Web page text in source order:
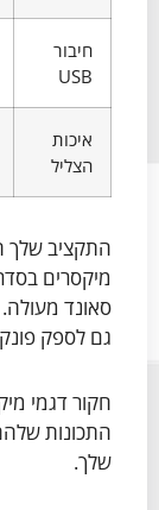
חיבור
USB
איכות
הצליל
התקציב שלך
מיקסרים
סאונד מעולה.
גם לספק
חקור דגמי
התכונות
שלך.